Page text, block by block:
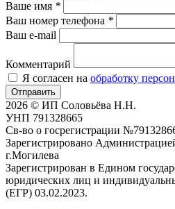
Ваше имя *
Ваш номер телефона *
Ваш e-mail
Комментарий
Я согласен на обработку
Отправить
2026 © ИП Соловьёва Н.Н.
УНП 791328665
Св-во о госрегистрации
Зарегистрировано
г.Могилева
Зарегистрирован в Едином
юридических лиц и
(ЕГР) 03.02.2023.